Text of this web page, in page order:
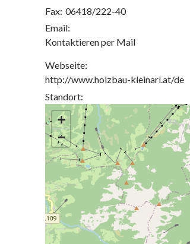
Fax: 06418/222-40
Email:
Kontaktieren per Mail
Webseite:
http://www.holzbau-kleinarl.at/de
Standort:
+
−